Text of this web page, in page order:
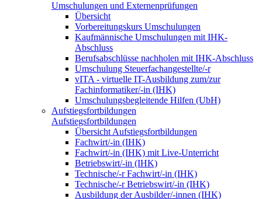
Umschulungen und Externenprüfungen
Übersicht
Vorbereitungskurs Umschulungen
Kaufmännische Umschulungen mit IHK-
Abschluss
Berufsabschlüsse nachholen mit IHK-Abschluss
Umschulung Steuerfachangestellte/-r
vITA - virtuelle IT-Ausbildung zum/zur
Fachinformatiker/-in (IHK)
Umschulungsbegleitende Hilfen (UbH)
Aufstiegsfortbildungen
Aufstiegsfortbildungen
Übersicht Aufstiegsfortbildungen
Fachwirt/-in (IHK)
Fachwirt/-in (IHK) mit Live-Unterricht
Betriebswirt/-in (IHK)
Technische/-r Fachwirt/-in (IHK)
Technische/-r Betriebswirt/-in (IHK)
Ausbildung der Ausbilder/-innen (IHK)